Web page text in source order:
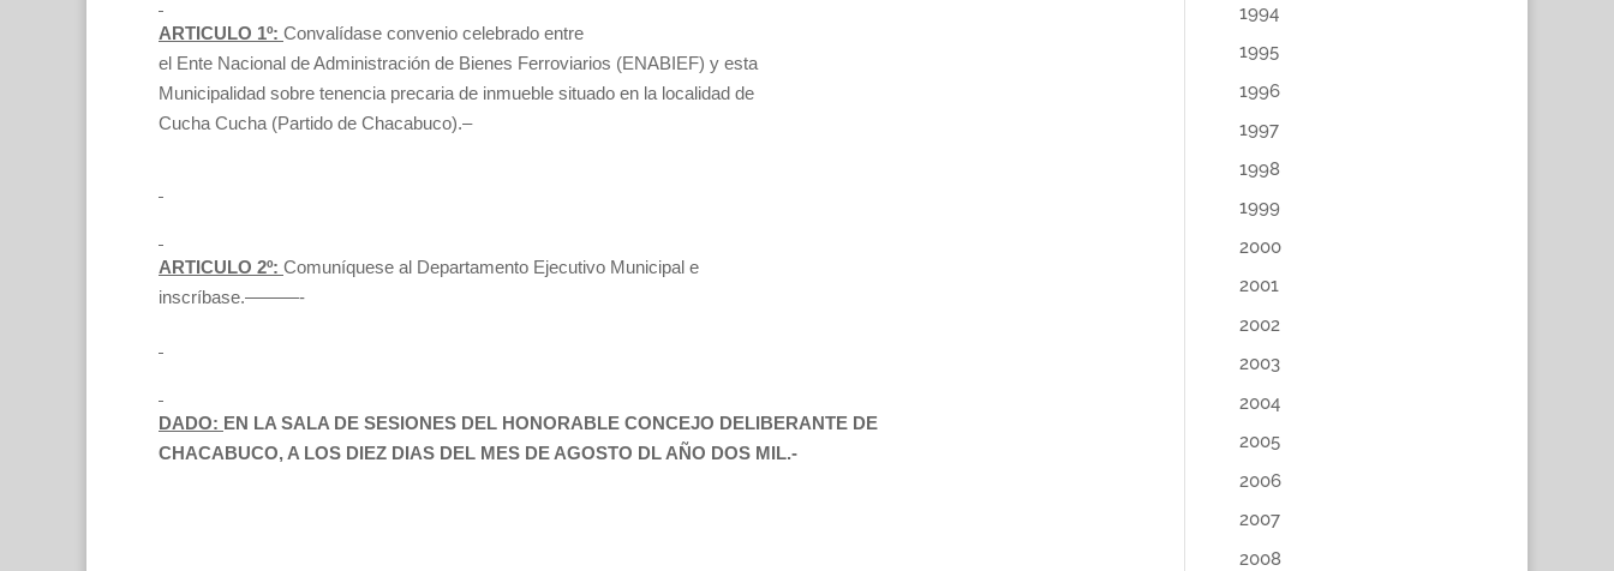
ARTICULO 1º: Convalídase convenio celebrado entre
el Ente Nacional de Administración de Bienes Ferroviarios (ENABIEF) y esta
Municipalidad sobre tenencia precaria de inmueble situado en la localidad de
Cucha Cucha (Partido de Chacabuco).–
ARTICULO 2º: Comuníquese al Departamento Ejecutivo Municipal e
inscríbase.———-
DADO: EN LA SALA DE SESIONES DEL HONORABLE CONCEJO DELIBERANTE DE
CHACABUCO, A LOS DIEZ DIAS DEL MES DE AGOSTO DL AÑO DOS MIL.-
1994
1995
1996
1997
1998
1999
2000
2001
2002
2003
2004
2005
2006
2007
2008